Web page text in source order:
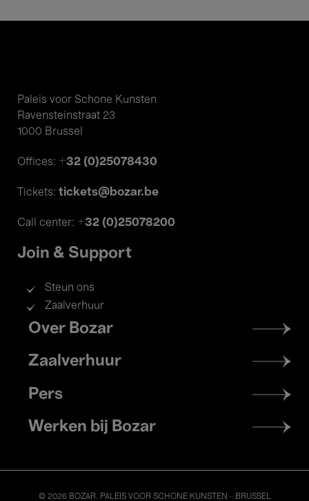
Paleis voor Schone Kunsten
Ravensteinstraat 23
1000 Brussel
Offices: +32 (0)25078430
Tickets: tickets@bozar.be
Call center: +32 (0)25078200
Join & Support
Steun ons
Zaalverhuur
Footer
menu
Over Bozar
Zaalverhuur
Pers
Werken bij Bozar
© 2026 BOZAR. PALEIS VOOR SCHONE KUNSTEN - BRUSSEL